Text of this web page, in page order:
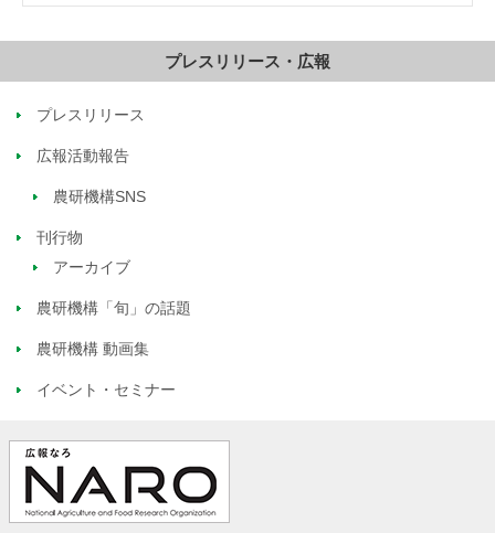
プレスリリース・広報
プレスリリース
広報活動報告
農研機構SNS
刊行物
アーカイブ
農研機構「旬」の話題
農研機構 動画集
イベント・セミナー